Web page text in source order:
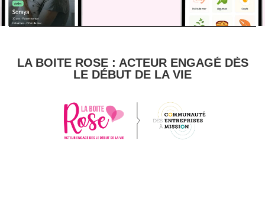
LA BOITE ROSE : ACTEUR ENGAGÉ DÈS
LE DÉBUT DE LA VIE